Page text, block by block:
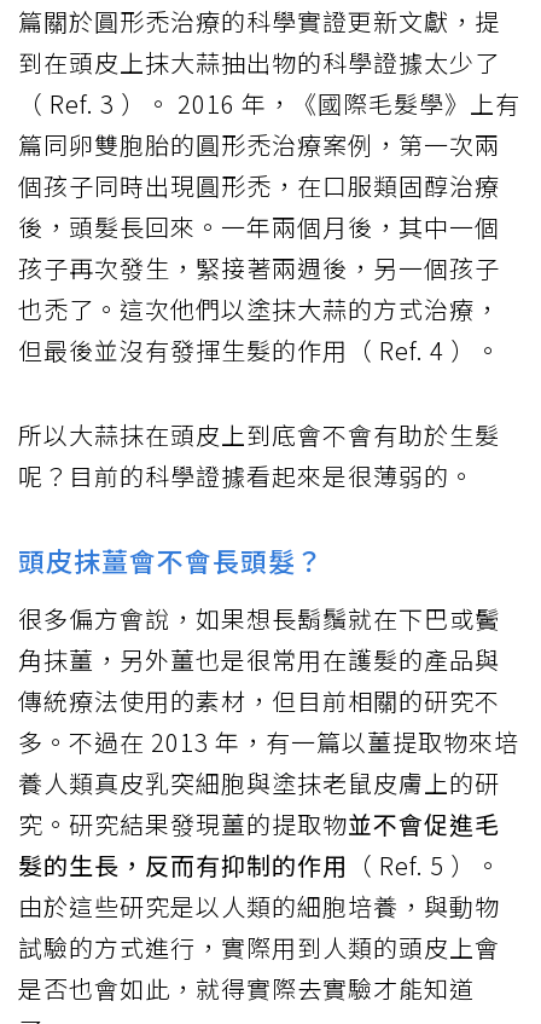
篇關於圓形禿治療的科學實證更新文獻，提
到在頭皮上抹大蒜抽出物的科學證據太少了
（ Ref. 3 ）。 2016 年，《國際毛髮學》上有
篇同卵雙胞胎的圓形禿治療案例，第一次兩
個孩子同時出現圓形禿，在口服類固醇治療
後，頭髮長回來。一年兩個月後，其中一個
孩子再次發生，緊接著兩週後，另一個孩子
也禿了。這次他們以塗抹大蒜的方式治療，
但最後並沒有發揮生髮的作用（ Ref. 4 ）。
所以大蒜抹在頭皮上到底會不會有助於生髮
呢？目前的科學證據看起來是很薄弱的。
頭皮抹薑會不會長頭髮？
很多偏方會說，如果想長鬍鬚就在下巴或鬢
角抹薑，另外薑也是很常用在護髮的產品與
傳統療法使用的素材，但目前相關的研究不
多。不過在 2013 年，有一篇以薑提取物來培
養人類真皮乳突細胞與塗抹老鼠皮膚上的研
究。研究結果發現薑的提取物並不會促進毛
髮的生長，反而有抑制的作用 （ Ref. 5 ）。
由於這些研究是以人類的細胞培養，與動物
試驗的方式進行，實際用到人類的頭皮上會
是否也會如此，就得實際去實驗才能知道